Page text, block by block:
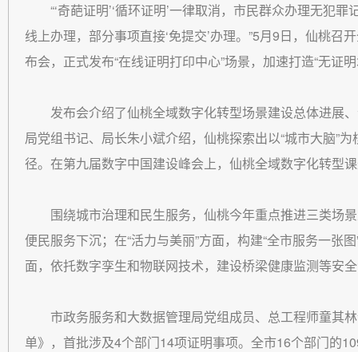
“‘奇葩证明’‘循环证明’一律取消，市民群众办理无犯
线上办理，部分事项直接‘免提交’办理。”5月9日，仙桃
布会，正式发布“在线证明打印中心”场景，加速打造“无证
发布会介绍了仙桃全域数字化转型场景建设总体进展
局党组书记、局长朱小斌介绍，仙桃探索出以“城市大脑”
径。在第九届数字中国建设峰会上，仙桃全域数字化转型
围绕城市治理和民生服务，仙桃今年重点推进三类场
便民服务下沉；在“活力与美丽”方面，构建“全市服务一张
面，依托数字孪生和物联网技术，建设桥梁健康监测等安
市政务服务和大数据管理局党组成员、总工程师童其
单》，首批涉及4个部门14项证明事项。全市16个部门的